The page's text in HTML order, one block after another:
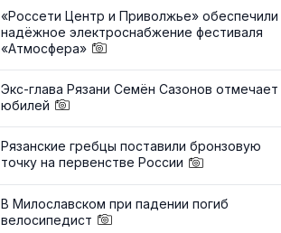
«Россети Центр и Приволжье» обеспечили
надёжное электроснабжение фестиваля
«Атмосфера»
Экс-глава Рязани Семён Сазонов отмечает
юбилей
Рязанские гребцы поставили бронзовую
точку на первенстве России
В Милославском при падении погиб
велосипедист